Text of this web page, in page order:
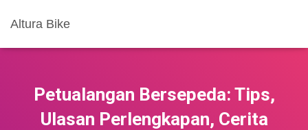
Altura Bike
Petualangan Bersepeda: Tips,
Ulasan Perlengkapan, Cerita